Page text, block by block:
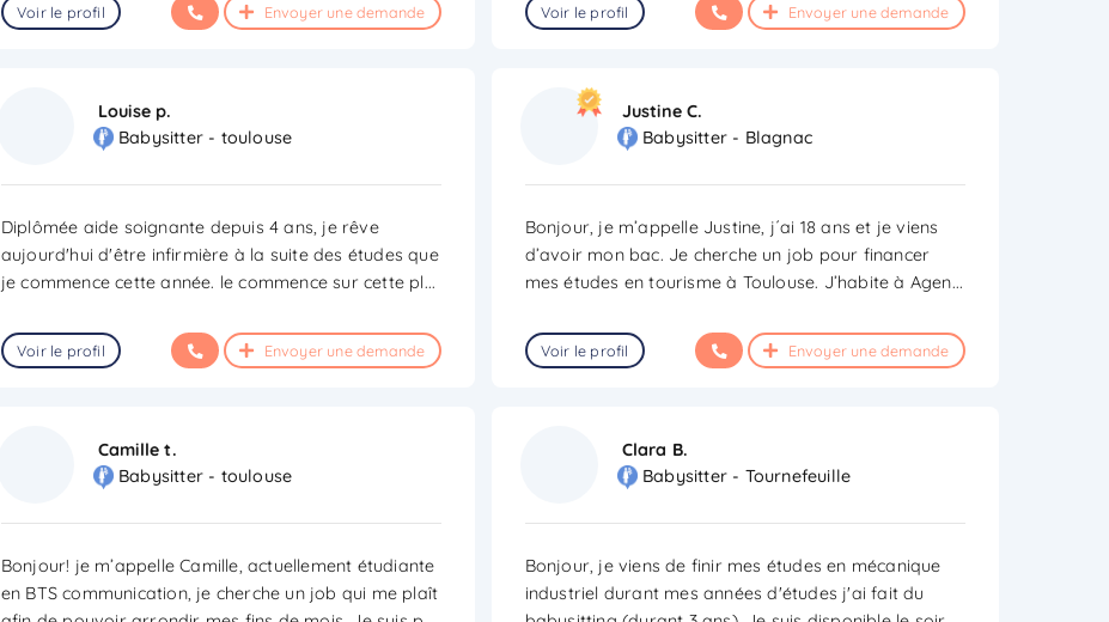
Voir le profil Envoyer une demande Voir le profil Envoyer une demande
Louise p.
Babysitter - toulouse
Diplômée aide soignante depuis 4 ans, je rêve
aujourd'hui d'être infirmière à la suite des études que
je commence cette année. le commence sur cette pl...
Voir le profil Envoyer une demande
Justine C.
Babysitter - Blagnac
Bonjour, je m’appelle Justine, j´ai 18 ans et je viens
d’avoir mon bac. Je cherche un job pour financer
mes études en tourisme à Toulouse. J’habite à Agen...
Voir le profil Envoyer une demande
Camille t.
Babysitter - toulouse
Bonjour! je m’appelle Camille, actuellement étudiante
en BTS communication, je cherche un job qui me plaît
Clara B.
Babysitter - Tournefeuille
Bonjour, je viens de finir mes études en mécanique
industriel durant mes années d'études j'ai fait du